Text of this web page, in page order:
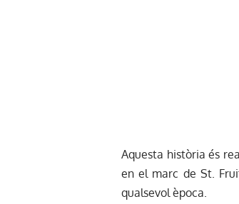
Aquesta història és
en el marc de St.
qualsevol època.